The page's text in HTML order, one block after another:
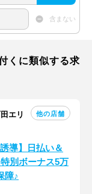
含まない
くに類似する求
エリ
他の店舗
導】日払い＆
別ボーナス5万
障♪